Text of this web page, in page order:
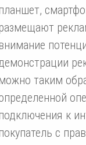
планшет,
размещают
внимание
можно таким
подключения к
покупатель с